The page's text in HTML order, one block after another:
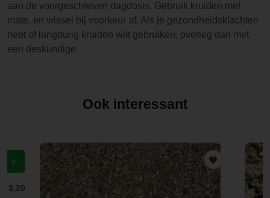
aan de voorgeschreven dagdosis. Gebruik kruiden met
mate, en wissel bij voorkeur af. Als je gezondheidsklachten
hebt of langdurig kruiden wilt gebruiken, overleg dan met
een deskundige.
Ook interessant
€ 3,20